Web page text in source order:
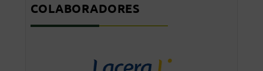
COLABORADORES